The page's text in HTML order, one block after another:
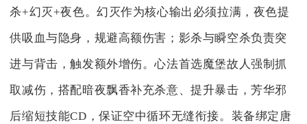
杀+幻灭+夜色。幻灭作为核心输出必须拉满，夜色提
供吸血与隐身，规避高额伤害；影杀与瞬空杀负责突
进与背击，触发额外增伤。心法首选魔堡故人强制抓
取减伤，搭配暗夜飘香补充杀意、提升暴击，芳华邪
后缩短技能CD，保证空中循环无缝衔接。装备绑定唐